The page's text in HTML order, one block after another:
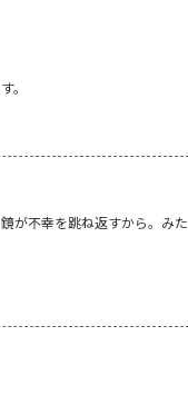
。
が不幸を跳ね返すから。みた